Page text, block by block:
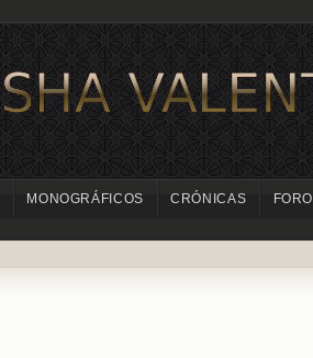
MONOGRÁFICOS CRÓNICAS FORO